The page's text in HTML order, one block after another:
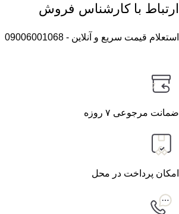
ارتباط با کارشناس فروش
استعلام قیمت سریع و آنلاین - 09006001068
7
ضمانت مرجوعی ۷ روزه
امکان پرداخت در محل